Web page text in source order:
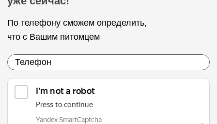
По телефону сможем определить,
что с Вашим питомцем